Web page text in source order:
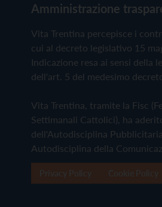
Amministrazione
Vita Trentina percepisce i
cui al decreto legislativo 15
Indicazione resa ai sensi della
dell'art. 5 del medesimo
Vita Trentina, tramite la Fisc
Settimanali Cattolici), ha
dell'Autodisciplina
Autodisciplina della